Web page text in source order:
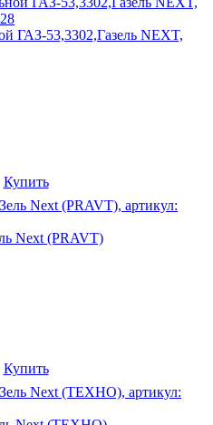
ГАЗ-53,3302,Газель NEXT,
Купить
Next (PRAVT)
Купить